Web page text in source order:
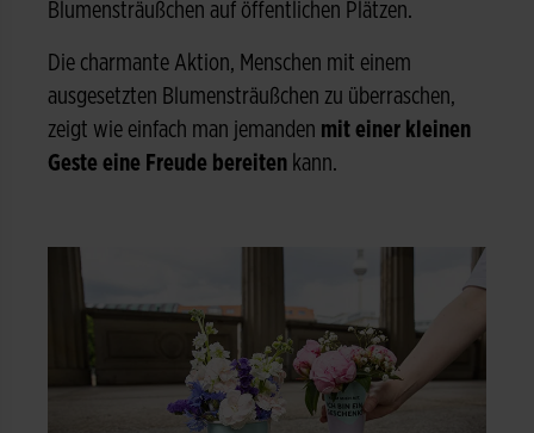
Blumensträußchen auf öffentlichen Plätzen.
Die charmante Aktion, Menschen mit einem
ausgesetzten Blumensträußchen zu überraschen,
zeigt wie einfach man jemanden mit einer kleinen
Geste eine Freude bereiten kann.